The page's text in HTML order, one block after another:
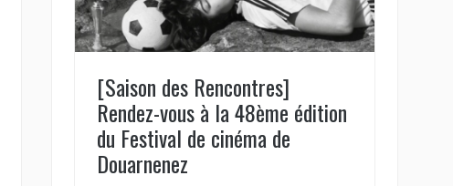
[Saison des Rencontres]
Rendez-vous à la 48ème édition
du Festival de cinéma de
Douarnenez